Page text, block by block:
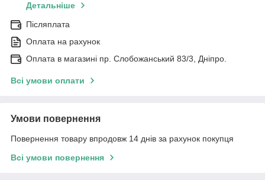
Детальніше
Післяплата
Оплата на рахунок
Оплата в магазині пр. Слобожанський 83/3, Дніпро.
Всі умови оплати
Умови повернення
Повернення товару впродовж 14 днів за рахунок покупця
Всі умови повернення